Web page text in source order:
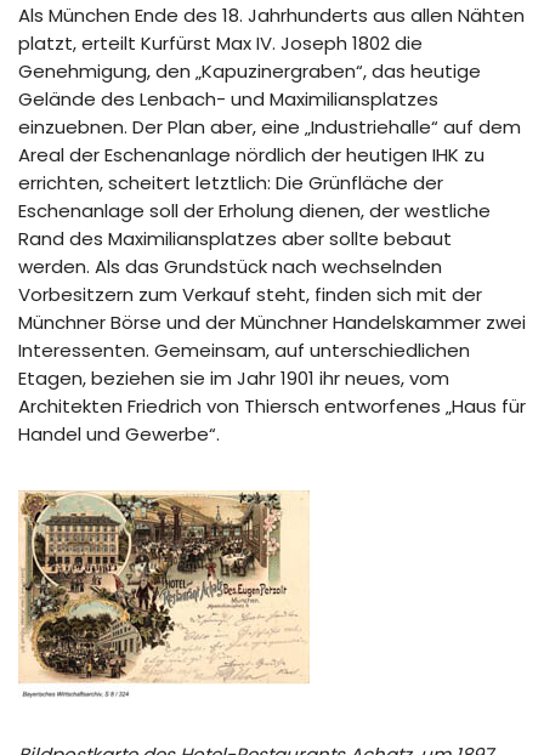
Als München Ende des 18. Jahrhunderts aus allen Nähten
platzt, erteilt Kurfürst Max IV. Joseph 1802 die
Genehmigung, den „Kapuzinergraben“, das heutige
Gelände des Lenbach- und Maximiliansplatzes
einzuebnen. Der Plan aber, eine „Industriehalle“ auf dem
Areal der Eschenanlage nördlich der heutigen IHK zu
errichten, scheitert letztlich: Die Grünfläche der
Eschenanlage soll der Erholung dienen, der westliche
Rand des Maximiliansplatzes aber sollte bebaut
werden. Als das Grundstück nach wechselnden
Vorbesitzern zum Verkauf steht, finden sich mit der
Münchner Börse und der Münchner Handelskammer zwei
Interessenten. Gemeinsam, auf unterschiedlichen
Etagen, beziehen sie im Jahr 1901 ihr neues, vom
Architekten Friedrich von Thiersch entworfenes „Haus für
Handel und Gewerbe“.